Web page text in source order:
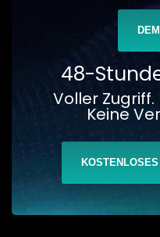
48-
Voller
Keine